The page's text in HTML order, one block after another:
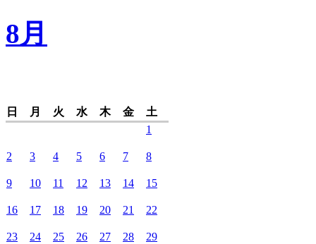
8月
日 月 火 水 木 金
土
1
2 3 4 5 6 7 8
9 10 11 12 13 14 15
16 17 18 19 20 21 22
23 24 25 26 27 28 29